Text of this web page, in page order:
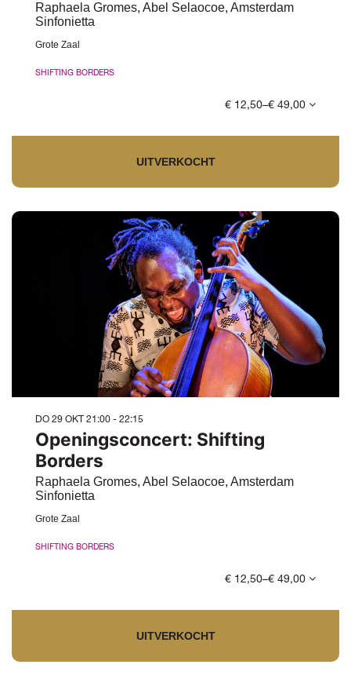
Raphaela Gromes, Abel Selaocoe, Amsterdam
Sinfonietta
Grote Zaal
SHIFTING BORDERS
€ 12,50–€ 49,00
UITVERKOCHT
Openingsconcert: Shifting
Borders
Raphaela Gromes, Abel Selaocoe, Amsterdam
Sinfonietta
DO 29 OKT 21:00 - 22:15
Grote Zaal
SHIFTING BORDERS
€ 12,50–€ 49,00
UITVERKOCHT